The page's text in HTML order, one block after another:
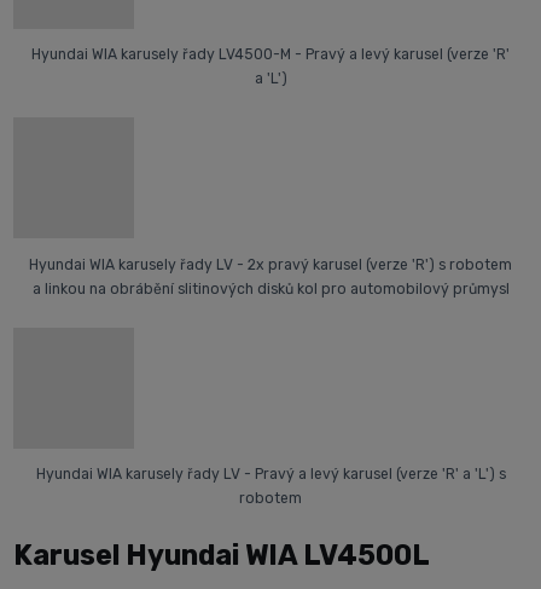
Hyundai WIA karusely řady LV4500-M - Pravý a levý karusel (verze 'R'
a 'L')
Hyundai WIA karusely řady LV - 2x pravý karusel (verze 'R') s robotem
a linkou na obrábění slitinových disků kol pro automobilový průmysl
Hyundai WIA karusely řady LV - Pravý a levý karusel (verze 'R' a 'L') s
robotem
Karusel Hyundai WIA LV4500L